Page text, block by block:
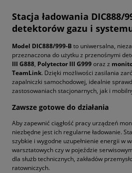
Stacja ładowania DIC888/
detektorów gazu i
Model DIC888/999-Bto uniwersalna,
przeznaczona do użytku z przenośnymi
III G888, Polytector III G999oraz z
TeamLink. Dzięki możliwości zasilania
zapalniczki samochodowej, idealnie
zastosowaniach stacjonarnych, jak i
Zawsze gotowe do działania
Aby zapewnić ciągłość pracy urządzeń
niezbędne jest ich regularne ładowanie.
szybkie i wygodne uzupełnienie energii w
warsztatowych czy w pojeździe
dla służb technicznych, zakładów
ratowniczych.